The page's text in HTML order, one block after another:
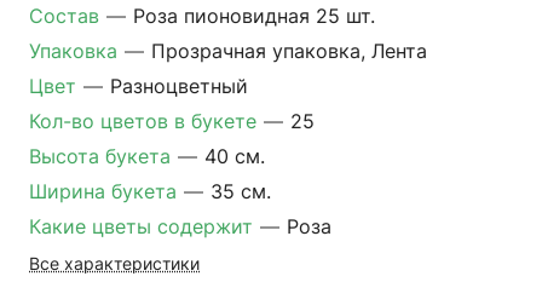
Состав — Роза пионовидная 25 шт.
Упаковка — Прозрачная упаковка, Лента
Цвет — Разноцветный
Кол-во цветов в букете — 25
Высота букета — 40 см.
Ширина букета — 35 см.
Какие цветы содержит — Роза
Все характеристики